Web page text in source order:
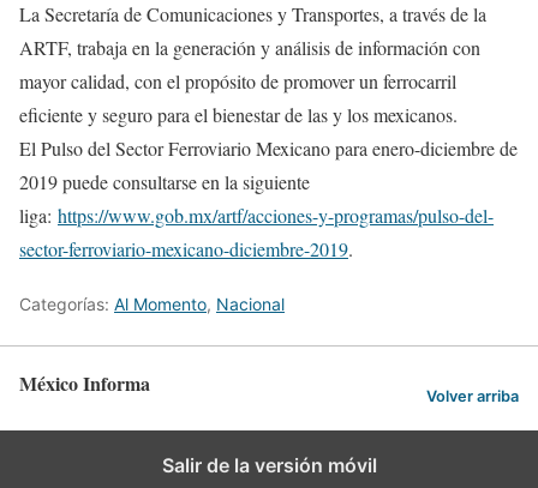
La Secretaría de Comunicaciones y Transportes, a través de la
ARTF, trabaja en la generación y análisis de información con
mayor calidad, con el propósito de promover un ferrocarril
eficiente y seguro para el bienestar de las y los mexicanos.
El Pulso del Sector Ferroviario Mexicano para enero-diciembre de
2019 puede consultarse en la siguiente
liga: https://www.gob.mx/artf/acciones-y-programas/pulso-del-
sector-ferroviario-mexicano-diciembre-2019.
Categorías: Al Momento, Nacional
México Informa Volver arriba
Salir de la versión móvil